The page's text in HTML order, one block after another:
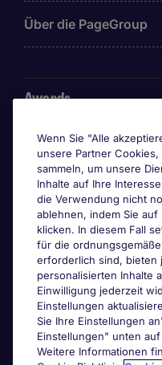
Über die PageGroup
Awards
Wenn Sie "Alle
unsere Partner
sammeln, um unsere
Inhalte auf Ihre
die Verwendung nicht
ablehnen, indem Sie
klicken. In diesem Fall
für die
erforderlich sind, bieten
personalisierten Inhalte
Einwilligung jederzeit
Einstellungen
Sie Ihre Einstellungen
Einstellungen" unten
Weitere Informationen